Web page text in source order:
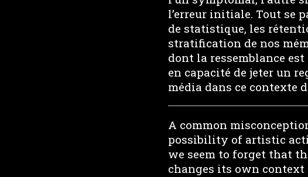
l’erreur initiale. Tout se
de statistique, les
stratification de nos
dont la ressemblance
en capacité de jeter un
média dans ce contexte
A common
possibility of artistic
we seem to forget that
changes its own